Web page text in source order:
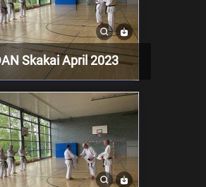
DAN Skakai April 2023